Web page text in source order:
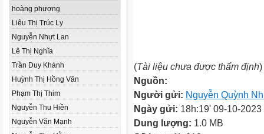
hoàng phượng
Liêu Thị Trúc Ly
Nguyễn Nhựt Lan
Lê Thị Nghĩa
Trần Duy Khánh
Huỳnh Thị Hồng Vân
Phạm Thị Thim
Nguyễn Thu Hiền
Nguyễn Văn Mạnh
(Tài liệu chưa được thẩm định)
Nguồn:
Người gửi: Nguyễn Quỳnh
Ngày gửi: 18h:19' 09-10-2023
Dung lượng: 1.0 MB